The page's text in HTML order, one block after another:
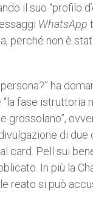
il suo “profilo
WhatsApp
perché non è
ha
fase
grossolano”,
di
card. Pell sui
In più la
reato si può